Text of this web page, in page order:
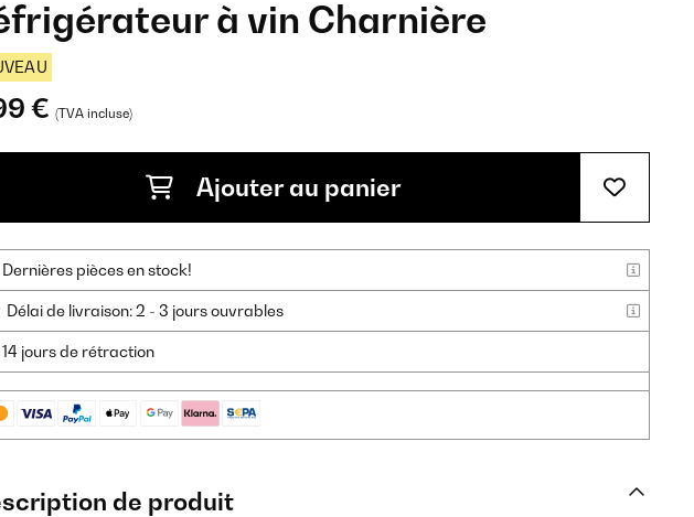
à vin Charnière
€ (TVA incluse)
Ajouter au panier
Dernières pièces en stock!
Délai de livraison: 2 - 3 jours ouvrables
14 jours de rétraction
de produit